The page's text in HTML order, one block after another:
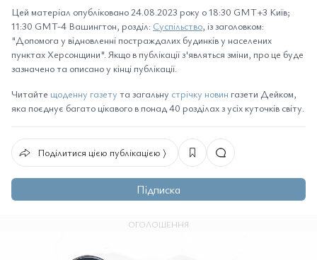
Цей матеріал опубліковано 24.08.2023 року о 18:30 GMT+3 Київ;
11:30 GMT-4 Вашингтон, розділ: Суспільство, із заголовком:
"Допомога у відновленні постраждалих будинків у населених
пунктах Херсонщини". Якщо в публікації з'являться зміни, про це буде
зазначено та описано у кінці публікації.
Читайте щоденну газету та загальну стрічку новин газети Дейком,
яка поєднує багато цікавого в понад 40 розділах з усіх куточків світу.
Поділитися цією публікацією ⟩
Підписка
ОГОЛОШЕННЯ